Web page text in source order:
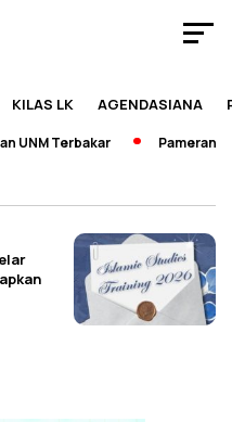
KILAS LK AGENDASIANA
UNM Terbakar Pameran